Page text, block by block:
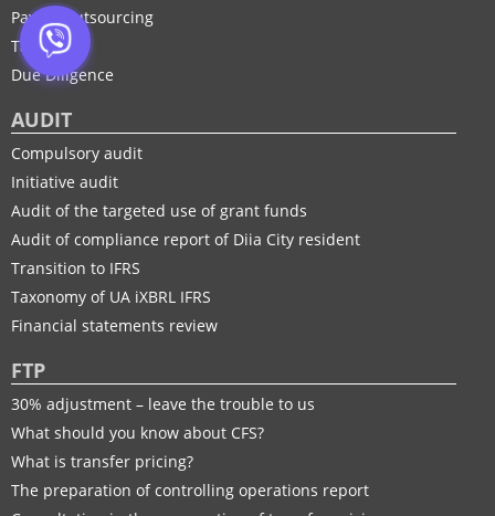
Payroll outsourcing
Tax audit
Due Diligence
AUDIT
Compulsory audit
Initiative audit
Audit of the targeted use of grant funds
Audit of compliance report of Diia City resident
Transition to IFRS
Taxonomy of UA іXBRL IFRS
Financial statements review
FTP
30% adjustment – leave the trouble to us
What should you know about CFS?
What is transfer pricing?
The preparation of controlling operations report